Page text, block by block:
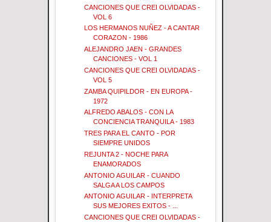
CANCIONES QUE CREI OLVIDADAS -
VOL 6
LOS HERMANOS NUÑEZ - A CANTAR
CORAZON - 1986
ALEJANDRO JAEN - GRANDES
CANCIONES - VOL 1
CANCIONES QUE CREI OLVIDADAS -
VOL 5
ZAMBA QUIPILDOR - EN EUROPA -
1972
ALFREDO ABALOS - CON LA
CONCIENCIA TRANQUILA - 1983
TRES PARA EL CANTO - POR
SIEMPRE UNIDOS
REJUNTA 2 - NOCHE PARA
ENAMORADOS
ANTONIO AGUILAR - CUANDO
SALGA A LOS CAMPOS
ANTONIO AGUILAR - INTERPRETA
SUS MEJORES EXITOS - ...
CANCIONES QUE CREI OLVIDADAS -